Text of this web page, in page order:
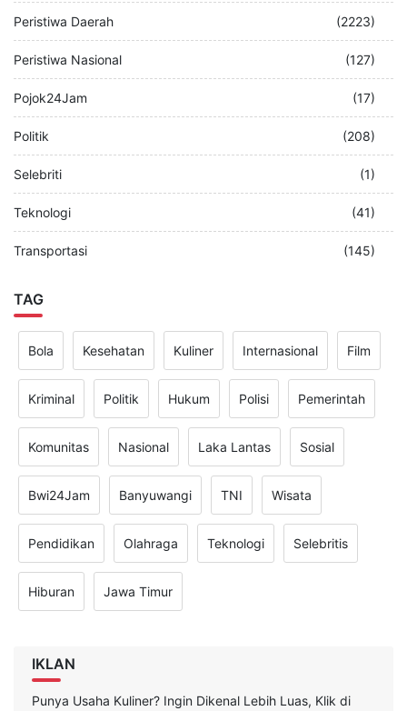
Peristiwa Daerah (2223)
Peristiwa Nasional (127)
Pojok24Jam (17)
Politik (208)
Selebriti (1)
Teknologi (41)
Transportasi (145)
TAG
Bola Kesehatan Kuliner Internasional Film
Kriminal Politik Hukum Polisi Pemerintah
Komunitas Nasional Laka Lantas Sosial
Bwi24Jam Banyuwangi TNI Wisata
Pendidikan Olahraga Teknologi Selebritis
Hiburan Jawa Timur
IKLAN
Punya Usaha Kuliner? Ingin Dikenal Lebih Luas, Klik di